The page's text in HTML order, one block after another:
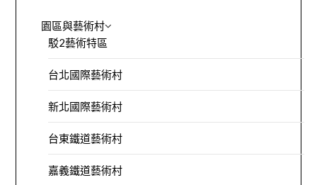
園區與藝術村
駁2藝術特區
台北國際藝術村
新北國際藝術村
台東鐵道藝術村
嘉義鐵道藝術村